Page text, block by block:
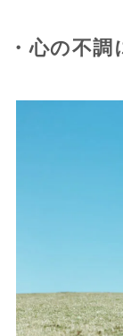
・心の不調